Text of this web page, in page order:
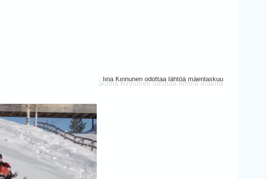
Iina Kinnunen odottaa lähtöä mäenlaskuun.